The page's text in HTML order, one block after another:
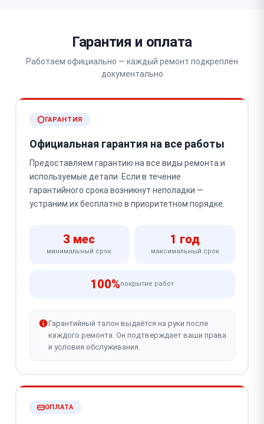
Гарантия и оплата
Работаем официально — каждый ремонт подкреплён
документально
ГАРАНТИЯ
Официальная гарантия на все работы
Предоставляем гарантию на все виды ремонта и
используемые детали. Если в течение
гарантийного срока возникнут неполадки —
устраним их бесплатно в приоритетном порядке.
3 мес
минимальный срок
1 год
максимальный срок
100%покрытие работ
Гарантийный талон выдаётся на руки после
каждого ремонта. Он подтверждает ваши права
и условия обслуживания.
ОПЛАТА